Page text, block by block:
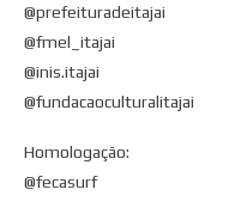
@prefeituradeitajai
@fmel_itajai
@inis.itajai
@fundacaoculturalitajai
Homologação:
@fecasurf